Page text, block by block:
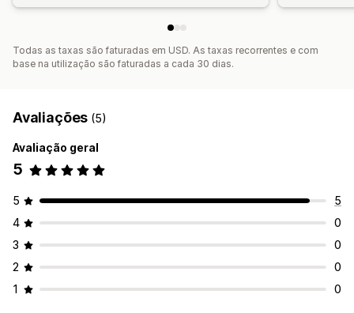
Todas as taxas são faturadas em USD. As taxas recorrentes e com
base na utilização são faturadas a cada 30 dias.
Avaliações (5)
Avaliação geral
5
5
5
4
0
3
0
2
0
1
0